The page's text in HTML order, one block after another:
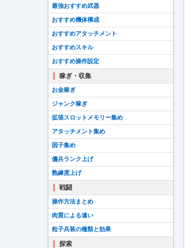
最強おすすめ武器
おすすめ機体構成
おすすめアタッチメント
おすすめスキル
おすすめ操作設定
稼ぎ・収集
お金稼ぎ
ジャンク稼ぎ
拡張スロットメモリー集め
アタッチメント集め
因子集め
傭兵ランク上げ
熟練度上げ
戦闘
操作方法まとめ
肉質による違い
粒子兵装の種類と効果
探索